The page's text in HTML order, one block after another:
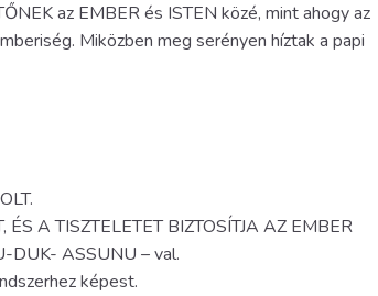
az EMBER és ISTEN közé, mint ahogy az
Miközben meg serényen híztak a papi
A TISZTELETET BIZTOSÍTJA AZ EMBER
DUK- ASSUNU – val.
képest.